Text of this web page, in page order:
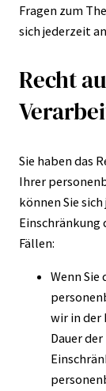
Fragen zum
sich jederzeit
Recht
Sie haben das
Ihrer
können Sie
Fällen:
Wenn
wir in der
Dauer